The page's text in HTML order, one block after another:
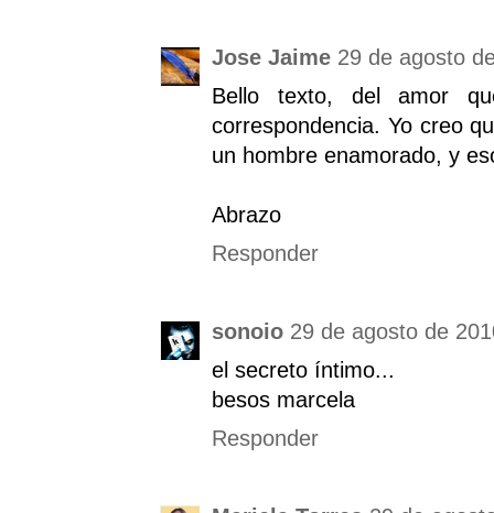
Jose Jaime 29 de agosto
Bello texto, del amor
correspondencia. Yo creo
un hombre enamorado, y
Abrazo
Responder
sonoio 29 de agosto de
el secreto íntimo...
besos marcela
Responder